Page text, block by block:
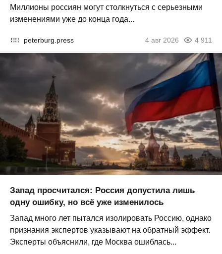
Миллионы россиян могут столкнуться с серьезными
изменениями уже до конца года...
peterburg.press 4 авг 2026 4 911
Запад просчитался: Россия допустила лишь
одну ошибку, но всё уже изменилось
Запад много лет пытался изолировать Россию, однако
признания экспертов указывают на обратный эффект.
Эксперты объяснили, где Москва ошиблась...